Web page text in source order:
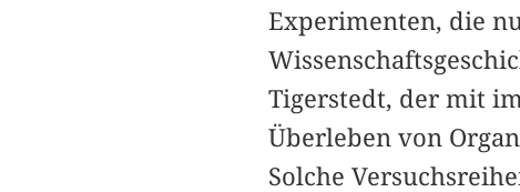
Experimenten, die
Tigerstedt, der mit
Überleben von
Solche